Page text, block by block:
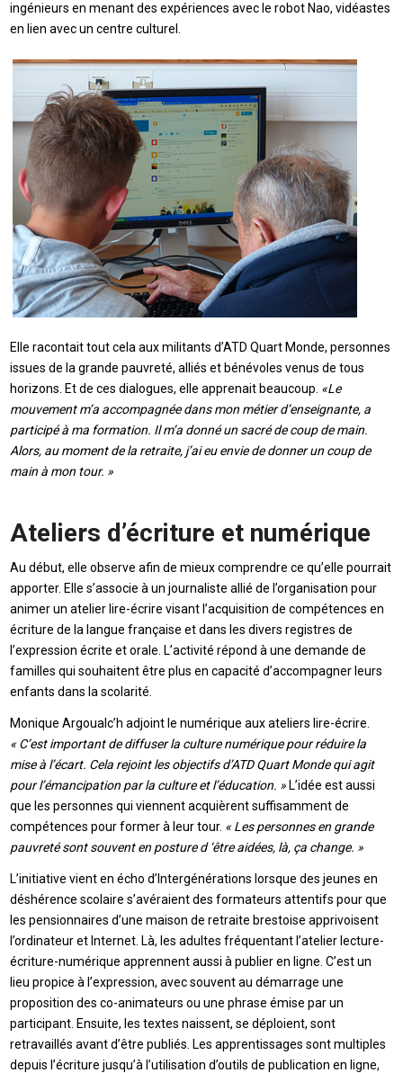
ingénieurs en menant des expériences avec le robot Nao, vidéastes
en lien avec un centre culturel.
Elle racontait tout cela aux militants d’ATD Quart Monde, personnes
issues de la grande pauvreté, alliés et bénévoles venus de tous
horizons. Et de ces dialogues, elle apprenait beaucoup. «Le
mouvement m’a accompagnée dans mon métier d’enseignante, a
participé à ma formation. Il m’a donné un sacré de coup de main.
Alors, au moment de la retraite, j’ai eu envie de donner un coup de
main à mon tour. »
Ateliers d’écriture et numérique
Au début, elle observe afin de mieux comprendre ce qu’elle pourrait
apporter. Elle s’associe à un journaliste allié de l’organisation pour
animer un atelier lire-écrire visant l’acquisition de compétences en
écriture de la langue française et dans les divers registres de
l’expression écrite et orale. L’activité répond à une demande de
familles qui souhaitent être plus en capacité d’accompagner leurs
enfants dans la scolarité.
Monique Argoualc’h adjoint le numérique aux ateliers lire-écrire.
« C’est important de diffuser la culture numérique pour réduire la
mise à l’écart. Cela rejoint les objectifs d’ATD Quart Monde qui agit
pour l’émancipation par la culture et l’éducation. » L’idée est aussi
que les personnes qui viennent acquièrent suffisamment de
compétences pour former à leur tour. « Les personnes en grande
pauvreté sont souvent en posture d ‘être aidées, là, ça change. »
L’initiative vient en écho d’Intergénérations lorsque des jeunes en
déshérence scolaire s’avéraient des formateurs attentifs pour que
les pensionnaires d’une maison de retraite brestoise apprivoisent
l’ordinateur et Internet. Là, les adultes fréquentant l’atelier lecture-
écriture-numérique apprennent aussi à publier en ligne. C’est un
lieu propice à l’expression, avec souvent au démarrage une
proposition des co-animateurs ou une phrase émise par un
participant. Ensuite, les textes naissent, se déploient, sont
retravaillés avant d’être publiés. Les apprentissages sont multiples
depuis l’écriture jusqu’à l’utilisation d’outils de publication en ligne,